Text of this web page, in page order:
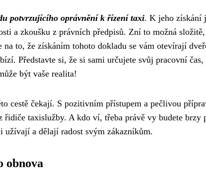
potvrzujícího oprávnění k řízení taxi. K jeho získání
a zkoušku z právních předpisů. Zní to možná
na to, že získáním tohoto dokladu se vám otevírají
Představte si, že si sami určujete svůj pracovní čas,
být vaše realita!
cestě čekají. S pozitivním přístupem a pečlivou
řidiče taxislužby. A kdo ví, třeba právě vy budete brzy
užívají a dělají radost svým zákazníkům.
obnova